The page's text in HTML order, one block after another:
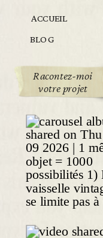
BLOG
ACCUEIL
Racontez-moi
votre projet